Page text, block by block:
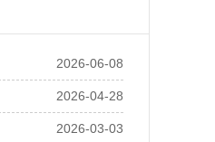
2026-06-08
2026-04-28
2026-03-03